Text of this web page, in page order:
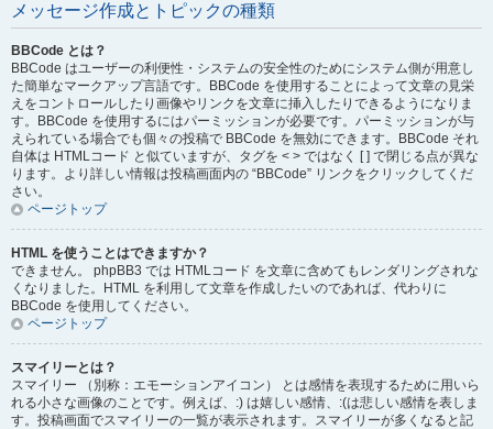
メッセージ作成とトピックの種類
BBCode とは？
BBCode はユーザーの利便性・システムの安全性のためにシステム側が用意し
た簡単なマークアップ言語です。BBCode を使用することによって文章の見栄
えをコントロールしたり画像やリンクを文章に挿入したりできるようになりま
す。BBCode を使用するにはパーミッションが必要です。パーミッションが与
えられている場合でも個々の投稿で BBCode を無効にできます。BBCode それ
自体は HTMLコード と似ていますが、タグを < > ではなく [ ] で閉じる点が異な
ります。より詳しい情報は投稿画面内の “BBCode” リンクをクリックしてくだ
さい。
ページトップ
HTML を使うことはできますか？
できません。 phpBB3 では HTMLコード を文章に含めてもレンダリングされな
くなりました。HTML を利用して文章を作成したいのであれば、代わりに
BBCode を使用してください。
ページトップ
スマイリーとは？
スマイリー （別称：エモーションアイコン） とは感情を表現するために用いら
れる小さな画像のことです。例えば、:) は嬉しい感情、:(は悲しい感情を表しま
す。投稿画面でスマイリーの一覧が表示されます。スマイリーが多くなると記